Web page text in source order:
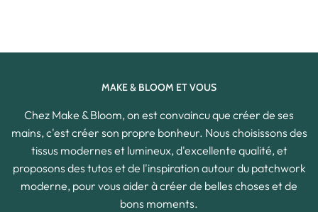
MAKE & BLOOM ET VOUS
Chez Make & Bloom, on est convaincu que créer de ses
mains, c'est créer son propre bonheur. Nous choisissons des
tissus modernes et lumineux, d'excellente qualité, et
proposons des tutos et de l'inspiration autour du patchwork
moderne, pour vous aider à créer de belles choses et de
bons moments.